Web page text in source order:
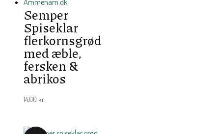
Semper
Spiseklar
flerkornsgrød
med æble,
fersken &
abrikos
14,00 kr.